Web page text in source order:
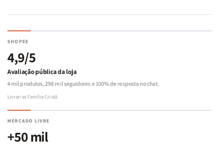
SHOPEE
4,9/5
Avaliação pública da loja
4 mil produtos, 298 mil seguidores e 100% de resposta no chat.
Livrarias Família Cristã
MERCADO LIVRE
+50 mil